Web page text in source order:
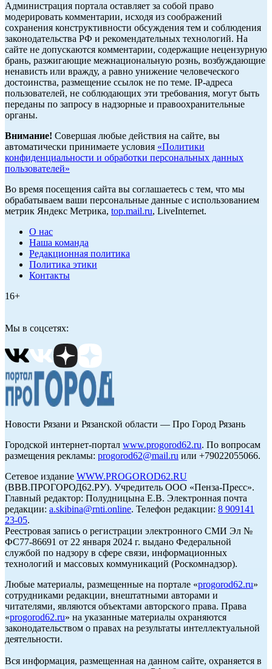
Администрация портала оставляет за собой право
модерировать комментарии, исходя из соображений
сохранения конструктивности обсуждения тем и соблюдения
законодательства РФ и рекомендательных технологий. На
сайте не допускаются комментарии, содержащие нецензурную
брань, разжигающие межнациональную рознь, возбуждающие
ненависть или вражду, а равно унижение человеческого
достоинства, размещение ссылок не по теме. IP-адреса
пользователей, не соблюдающих эти требования, могут быть
переданы по запросу в надзорные и правоохранительные
органы.
Внимание! Совершая любые действия на сайте, вы
автоматически принимаете условия «Политики
конфиденциальности и обработки персональных данных
пользователей»
Во время посещения сайта вы соглашаетесь с тем, что мы
обрабатываем ваши персональные данные с использованием
метрик Яндекс Метрика, top.mail.ru, LiveInternet.
О нас
Наша команда
Редакционная политика
Политика этики
Контакты
16+
Мы в соцсетях:
Новости Рязани и Рязанской области — Про Город Рязань
Городской интернет-портал www.progorod62.ru. По вопросам
размещения рекламы: progorod62@mail.ru или +79022055066.
Сетевое издание WWW.PROGOROD62.RU
(ВВВ.ПРОГОРОД62.РУ). Учредитель ООО «Пенза-Пресс».
Главный редактор: Полудницына Е.В. Электронная почта
редакции: a.skibina@rnti.online. Телефон редакции: 8 909141
23-05.
Реестровая запись о регистрации электронного СМИ Эл №
ФС77-86691 от 22 января 2024 г. выдано Федеральной
службой по надзору в сфере связи, информационных
технологий и массовых коммуникаций (Роскомнадзор).
Любые материалы, размещенные на портале «progorod62.ru»
сотрудниками редакции, внештатными авторами и
читателями, являются объектами авторского права. Права
«progorod62.ru» на указанные материалы охраняются
законодательством о правах на результаты интеллектуальной
деятельности.
Вся информация, размещенная на данном сайте, охраняется в